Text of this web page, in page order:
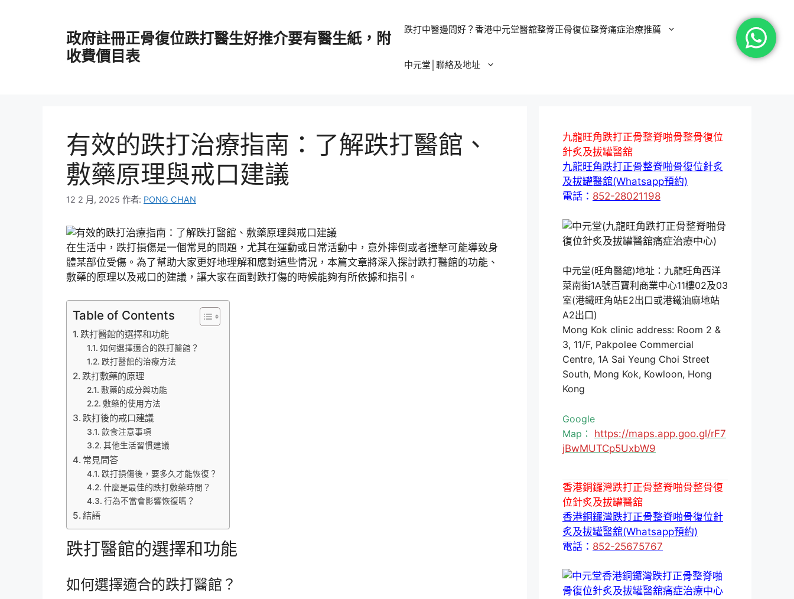
政府註冊正骨復位跌打醫生好推介要有醫生紙，附
收費價目表
跌打中醫邊間好？香港中元堂醫舘整脊正骨復位整脊痛症治療推薦
中元堂│聯絡及地址
有效的跌打治療指南：了解跌打醫館、
敷藥原理與戒口建議
12 2 月, 2025 作者: PONG CHAN
在生活中，跌打損傷是一個常見的問題，尤其在運動或日常活動中，意外摔倒或者撞擊可能導致身
體某部位受傷。為了幫助大家更好地理解和應對這些情況，本篇文章將深入探討跌打醫館的功能、
敷藥的原理以及戒口的建議，讓大家在面對跌打傷的時候能夠有所依據和指引。
Table of Contents
跌打醫館的選擇和功能
如何選擇適合的跌打醫館？
跌打醫館的治療方法
跌打敷藥的原理
敷藥的成分與功能
敷藥的使用方法
跌打後的戒口建議
飲食注意事項
其他生活習慣建議
常見問答
跌打損傷後，要多久才能恢復？
什麼是最佳的跌打敷藥時間？
行為不當會影響恢復嗎？
結語
跌打醫館的選擇和功能
如何選擇適合的跌打醫館？
九龍旺角跌打正骨整脊啪骨整骨復位
針炙及拔罐醫舘
九龍旺角跌打正骨整脊啪骨復位針炙
及拔罐醫舘(Whatsapp預約)
電話： 852-28021198
中元堂(旺角醫舘)地址：九龍旺角西洋
菜南街1A號百寶利商業中心11樓02及03
室(港鐵旺角站E2出口或港鐵油麻地站
A2出口)
Mong Kok clinic address: Room 2 &
3, 11/F, Pakpolee Commercial
Centre, 1A Sai Yeung Choi Street
South, Mong Kok, Kowloon, Hong
Kong
Google
Map： https://maps.app.goo.gl/rF7
jBwMUTCp5UxbW9
香港銅鑼灣跌打正骨整脊啪骨整骨復
位針炙及拔罐醫舘
香港銅鑼灣跌打正骨整脊啪骨復位針
炙及拔罐醫舘(Whatsapp預約)
電話： 852-25675767